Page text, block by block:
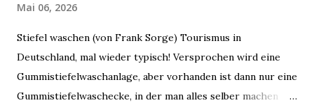
Mai 06, 2026
Stiefel waschen (von Frank Sorge) Tourismus in
Deutschland, mal wieder typisch! Versprochen wird eine
Gummistiefelwaschanlage, aber vorhanden ist dann nur eine
Gummistiefelwaschecke, in der man alles selber machen